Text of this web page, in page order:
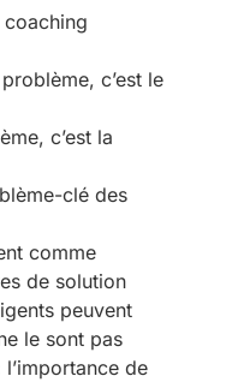
c’est le
c’est la
clé des
comme
de solution
peuvent
le sont pas
de